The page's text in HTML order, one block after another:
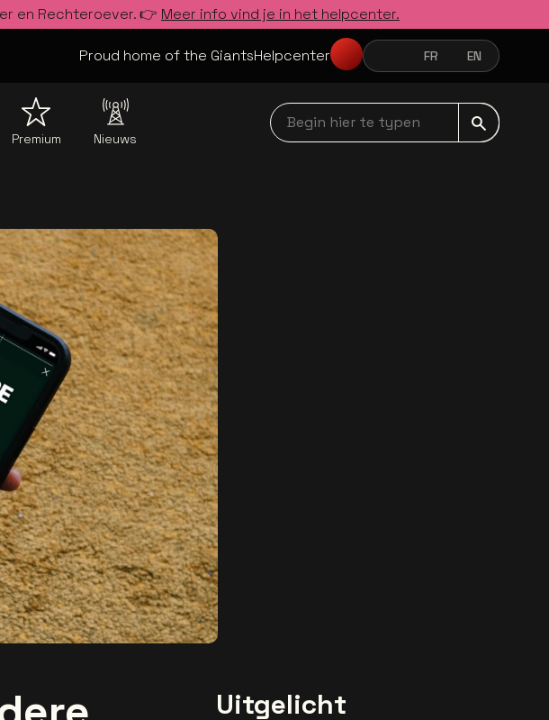
en Rechteroever. 👉 Meer info vind je in het helpcenter.
Proud home of the GiantsHelpcenter NEDERLANDSFRANÇAIS
FR ENGLISH
EN
Premium Nieuws
Begin hier te typen navbar
Uitgelicht